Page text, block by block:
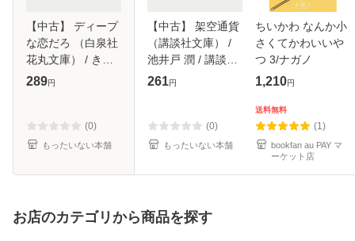
【中古】 ディープ
な恋だろ （白泉社
花丸文庫） / きた
ざわ 尋子 / 白泉社
289円
(0)
もったいない本舗
【中古】 架空通貨
（講談社文庫） /
池井戸 潤 / 講談社
[文庫]【メール便送
261円
(0)
もったいない本舗
ちいかわ なんか小
さくてかわいいや
つ 3/ナガノ
1,210円
送料無料
(1)
bookfan au PAY マ
ーケット店
お店のカテゴリから商品を探す